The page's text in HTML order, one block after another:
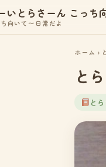
いとらさーん こっち
向いて〜日常だよ
ホーム ›
と
と